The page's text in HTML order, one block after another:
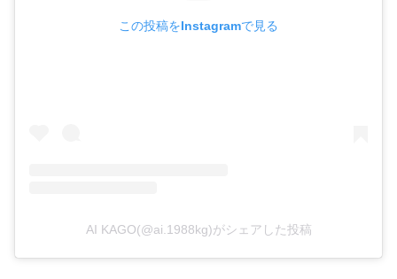
この投稿をInstagramで見る
AI KAGO(@ai.1988kg)がシェアした投稿